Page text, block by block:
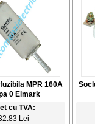
MPR 160A
0 Elmark
cu TVA:
Lei